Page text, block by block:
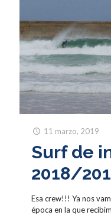
11 marzo, 2019
Surf de
2018/
Esa crew!!! Ya nos
época en la que